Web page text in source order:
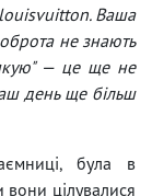
Ваша
не знають
— це ще не
день ще більш
була в
цілувалися